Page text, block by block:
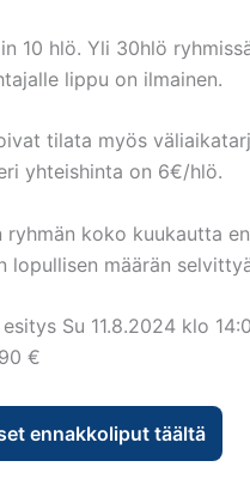
10 hlö. Yli 30hlö
lippu on ilmainen.
tilata myös
yhteishinta on 6€/hlö.
ryhmän koko kuukautta
lopullisen määrän
Su 11.8.2024 klo
€
ennakkoliput täältä